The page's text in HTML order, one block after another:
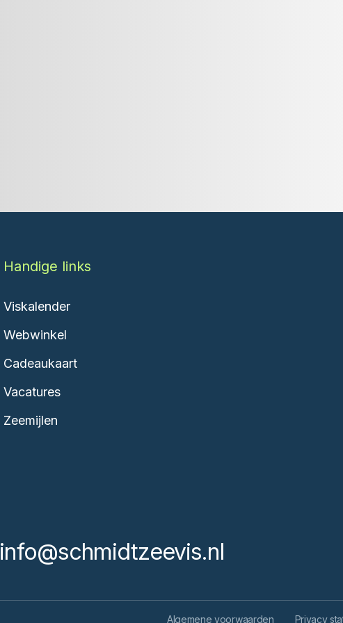
Handige links
Viskalender
Webwinkel
Cadeaukaart
Vacatures
Zeemijlen
info@schmidtzeevis.nl
Algemene voorwaarden Privacy